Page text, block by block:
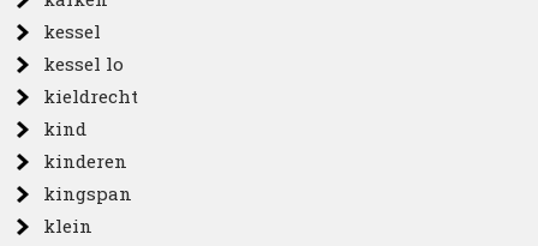
kessel
kessel lo
kieldrecht
kind
kinderen
kingspan
klein